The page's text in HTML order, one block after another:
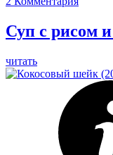
Суп с рисом
читать